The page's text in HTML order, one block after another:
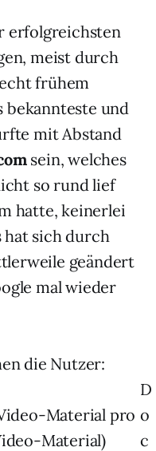
erfolgreichsten
meist durch
frühem
bekannteste und
mit Abstand
sein, welches
so rund lief
hatte, keinerlei
hat sich durch
geändert
mal wieder
die Nutzer:
Material pro
Material)
D
o
c